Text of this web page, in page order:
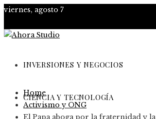
viernes, agosto 7
INVERSIONES Y NEGOCIOS
CIENCIA Y TECNOLOGÍA
Home
Activismo y ONG
El Papa aboga por la fraternidad y